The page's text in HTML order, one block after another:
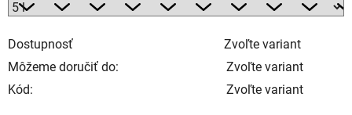
Dostupnosť
Zvoľte variant
Môžeme doručiť do:
Zvoľte variant
Kód:
Zvoľte variant